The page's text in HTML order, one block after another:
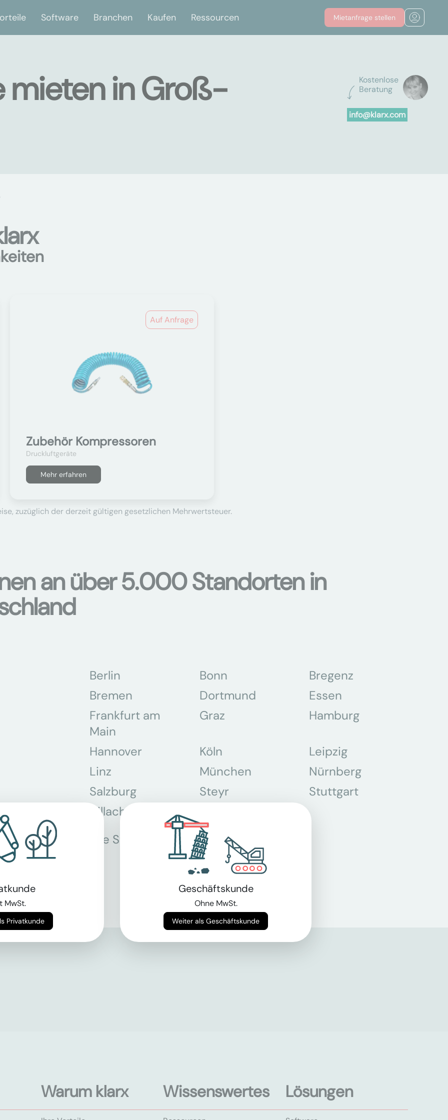
Software Branchen Kaufen Ressourcen Mietanfrage stellen
Kostenlose
Beratung
info@klarx.com
mieten in Groß-
Auf Anfrage
Zubehör Kompressoren
Druckluftgeräte
Mehr erfahren
zuzüglich der derzeit gültigen gesetzlichen Mehrwertsteuer.
an über 5.000 Standorten in
Berlin Bonn
Bregenz
Bremen
Dortmund
Essen
Frankfurt am
Main
Graz Hamburg
Hannover Köln
Leipzig
Linz
München
Nürnberg
Salzburg
Steyr
Stuttgart
Villach
Alle Standorte
Warum klarx Wissenswertes Lösungen
MwSt.
Weiter als Privatkunde
Geschäftskunde
Ohne MwSt.
Weiter als Geschäftskunde